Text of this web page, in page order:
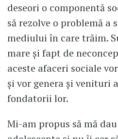
deseori o componentă
să rezolve o problemă a
mediului în care trăim.
mare și fapt de
aceste afaceri sociale
și vor genera și venituri
fondatorii lor.
Mi-am propus să mă